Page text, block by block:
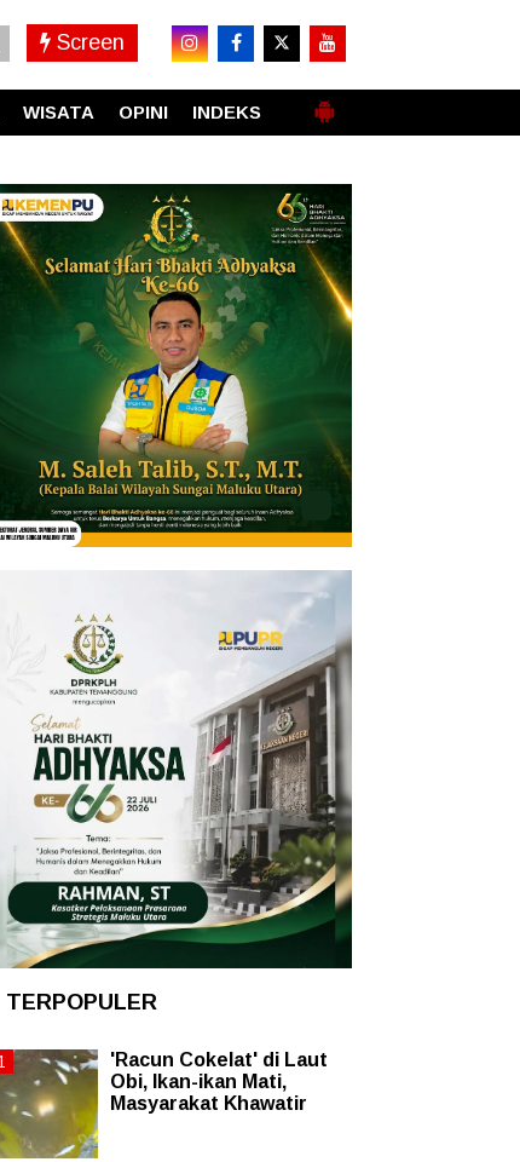
Screen
WISATA OPINI INDEKS
TERPOPULER
'Racun Cokelat' di Laut
Obi, Ikan-ikan Mati,
Masyarakat Khawatir